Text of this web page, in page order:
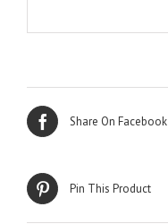
Share On Facebook
Pin This Product